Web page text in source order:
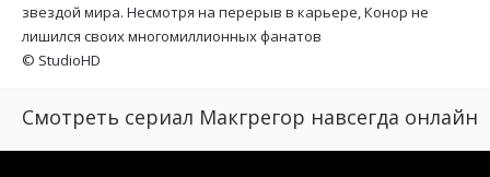
звездой мира. Несмотря на перерыв в карьере, Конор не
лишился своих многомиллионных фанатов
© StudioHD
Смотреть сериал Макгрегор навсегда онлайн